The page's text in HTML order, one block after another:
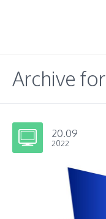
Archive
20.09
2022